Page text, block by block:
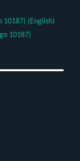
10187) (English)
10187)